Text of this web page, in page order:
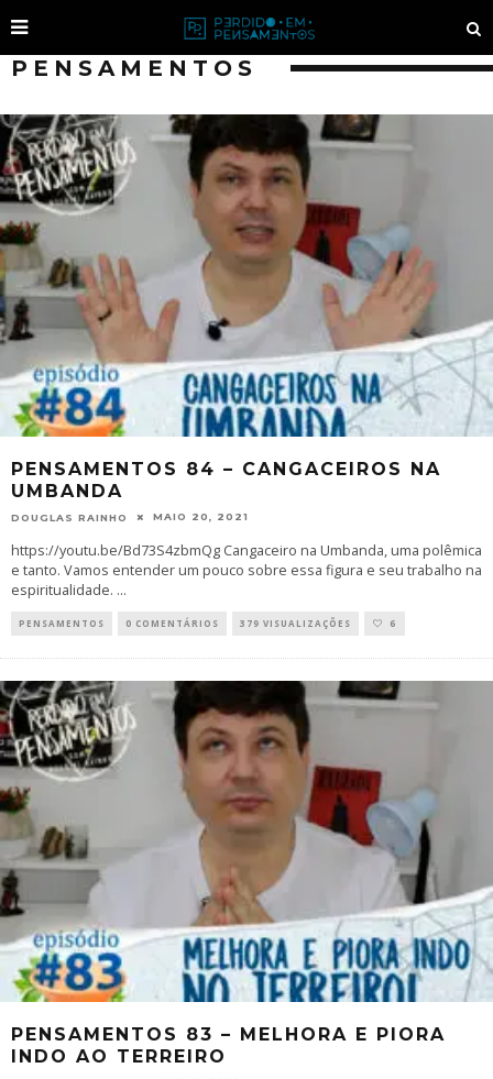
PENSAMENTOS
PENSAMENTOS 84 – CANGACEIROS NA
UMBANDA
DOUGLAS RAINHO MAIO 20, 2021
https://youtu.be/Bd73S4zbmQg Cangaceiro na Umbanda, uma polêmica
e tanto. Vamos entender um pouco sobre essa figura e seu trabalho na
espiritualidade. ...
PENSAMENTOS 0 COMENTÁRIOS 379 VISUALIZAÇÕES 6
PENSAMENTOS 83 – MELHORA E PIORA
INDO AO TERREIRO